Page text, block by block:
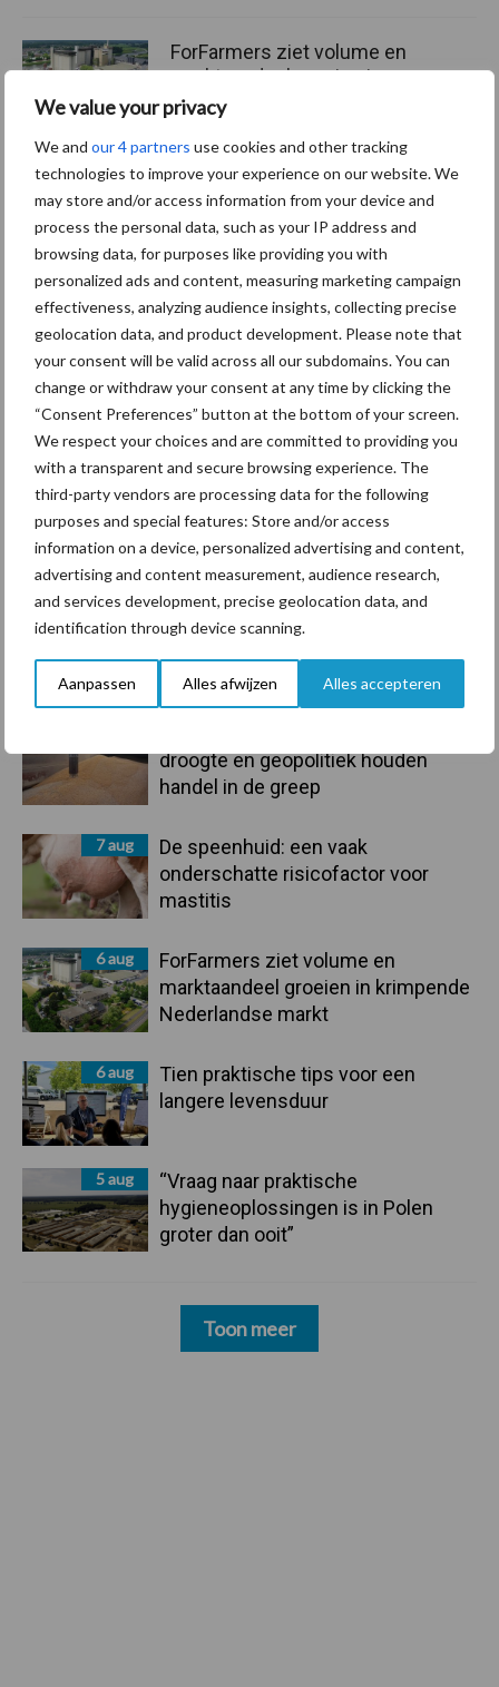
We value your privacy
We and our 4 partners use cookies and other tracking
technologies to improve your experience on our website. We
may store and/or access information from your device and
process the personal data, such as your IP address and
browsing data, for purposes like providing you with
personalized ads and content, measuring marketing campaign
effectiveness, analyzing audience insights, collecting precise
geolocation data, and product development. Please note that
your consent will be valid across all our subdomains. You can
change or withdraw your consent at any time by clicking the
“Consent Preferences” button at the bottom of your screen.
We respect your choices and are committed to providing you
with a transparent and secure browsing experience. The
third-party vendors are processing data for the following
purposes and special features: Store and/or access
information on a device, personalized advertising and content,
advertising and content measurement, audience research,
and services development, precise geolocation data, and
identification through device scanning.
Aanpassen Alles afwijzen Alles accepteren
Primaire
Sidebar
droogte en geopolitiek houden
handel in de greep
7 aug
De speenhuid: een vaak
onderschatte risicofactor voor
mastitis
6 aug
ForFarmers ziet volume en
marktaandeel groeien in krimpende
Nederlandse markt
6 aug
Tien praktische tips voor een
langere levensduur
5 aug
“Vraag naar praktische
hygieneoplossingen is in Polen
groter dan ooit”
Toon meer
ForFarmers ziet volume en
marktaandeel groeien in
krimpende Nederlandse
markt
Themapagina's
Diergezondheid Bemesting Fokkerij
Beregening Bijproducten
Toon meer